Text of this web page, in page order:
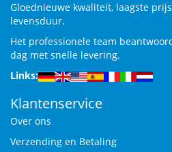
Gloednieuwe kwaliteit, laagste
levensduur.
Het professionele team
dag met snelle levering.
Links:
Klantenservice
Over ons
Verzending en Betaling